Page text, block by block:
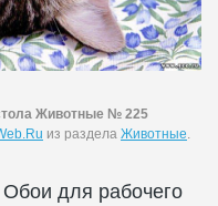
Животные № 225
из раздела Животные
для рабочего